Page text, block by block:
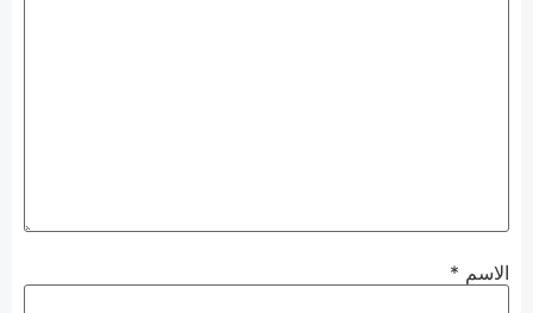
الاسم*